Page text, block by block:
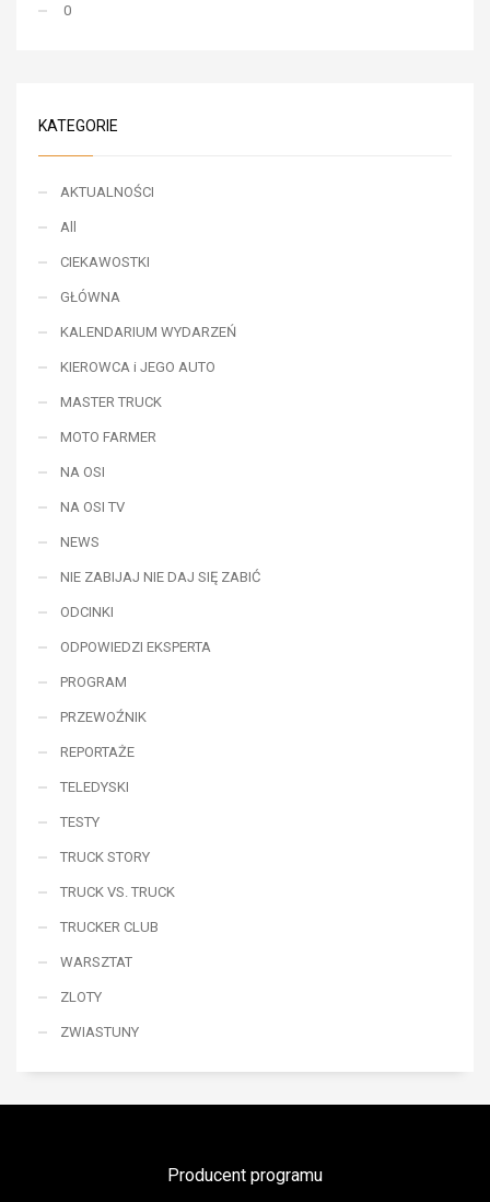
0
KATEGORIE
AKTUALNOŚCI
All
CIEKAWOSTKI
GŁÓWNA
KALENDARIUM WYDARZEŃ
KIEROWCA i JEGO AUTO
MASTER TRUCK
MOTO FARMER
NA OSI
NA OSI TV
NEWS
NIE ZABIJAJ NIE DAJ SIĘ ZABIĆ
ODCINKI
ODPOWIEDZI EKSPERTA
PROGRAM
PRZEWOŹNIK
REPORTAŻE
TELEDYSKI
TESTY
TRUCK STORY
TRUCK VS. TRUCK
TRUCKER CLUB
WARSZTAT
ZLOTY
ZWIASTUNY
Producent programu